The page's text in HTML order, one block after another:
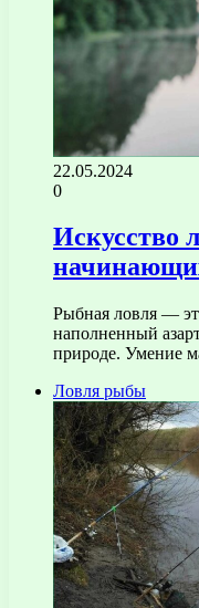
22.05.2024
0
Искусство
Рыбная ловля —
наполненный
природе. Умение
Ловля рыбы